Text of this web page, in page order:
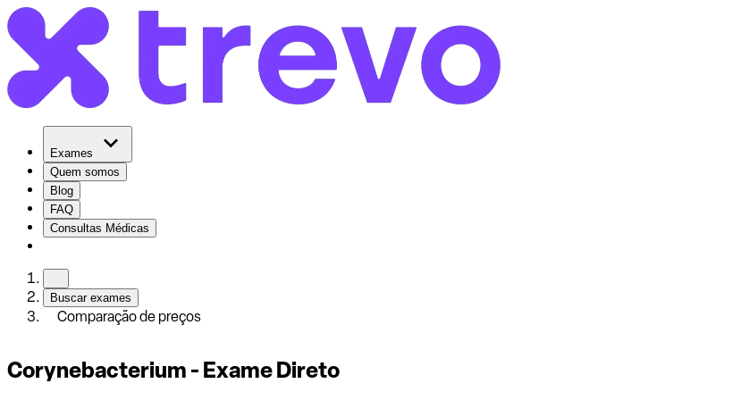
Exames
Quem somos
Blog
FAQ
Consultas Médicas
Buscar exames
Comparação de preços
Corynebacterium - Exame Direto